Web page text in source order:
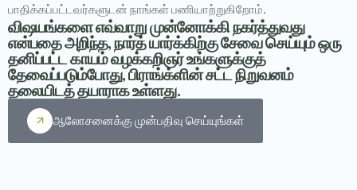
பாதிக்கப்பட்டவர்களுடன் நாங்கள் பணியாற்றுகிறோம்.
விஷயங்களை எவ்வாறு முன்னோக்கி நகர்த்துவது
என்பதை அறிந்த, நார்த் யார்க்கிற்கு சேவை செய்யும் ஒரு
தனிப்பட்ட காயம் வழக்கறிஞர் உங்களுக்குத்
தேவைப்படும்போது, ​​பிராங்க்ளின் சட்ட நிறுவனம்
தலையிடத் தயாராக உள்ளது.
ஆலோசனைக்கு முன்பதிவு செய்யுங்கள்